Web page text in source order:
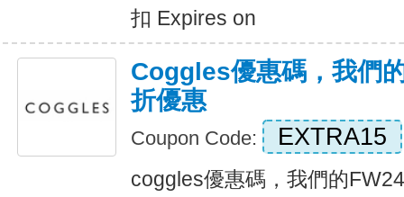
扣 Expires on
Coggles優惠碼，我們
折優惠
Coupon Code: EXTRA15
coggles優惠碼，我們的